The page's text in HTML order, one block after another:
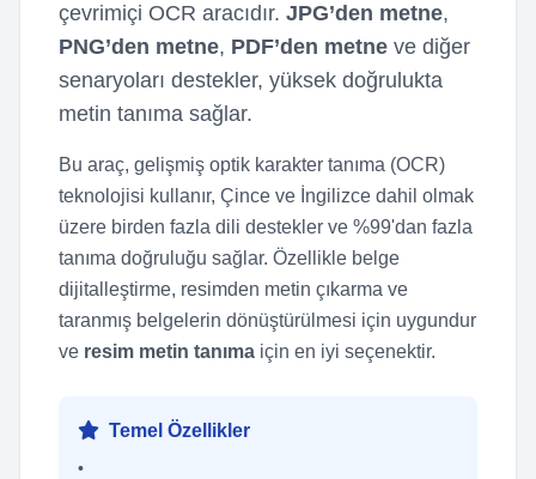
çevrimiçi OCR aracıdır. JPG’den metne,
PNG’den metne, PDF’den metne ve diğer
senaryoları destekler, yüksek doğrulukta
metin tanıma sağlar.
Bu araç, gelişmiş optik karakter tanıma (OCR)
teknolojisi kullanır, Çince ve İngilizce dahil olmak
üzere birden fazla dili destekler ve %99'dan fazla
tanıma doğruluğu sağlar. Özellikle belge
dijitalleştirme, resimden metin çıkarma ve
taranmış belgelerin dönüştürülmesi için uygundur
ve resim metin tanıma için en iyi seçenektir.
Temel Özellikler
•